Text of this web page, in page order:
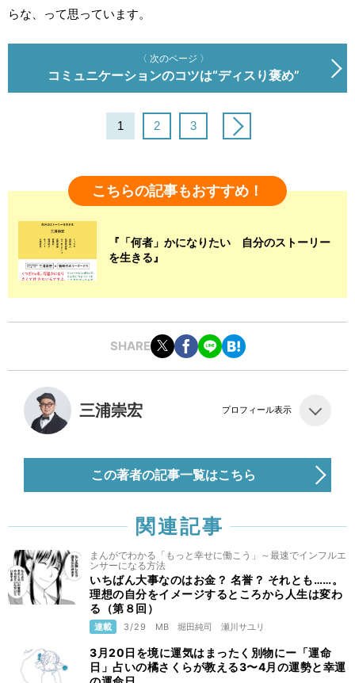
らな、って思っています。
〈 次のページ 〉
コミュニケーションのコツは“ディスり褒め”
1 2 3
こちらの記事もおすすめ！
『「何者」かになりたい 自分のストーリー
を生きる』
SHARE
三浦崇宏 プロフィール表示
この著者の記事一覧はこちら
関連記事
まんがでわかる「もっと幸せに働こう」～最速でインフルエ
ンサーになる方法
いちばん大事なのはお金？ 名誉？ それとも……。
理想の自分をイメージするところから人生は変わ
る（第８回）
連載 3/29 MB 堀田純司 瀬川サユリ
3月20日を境に運気はまったく別物にー「運命
日」占いの橘さくらが教える3〜4月の運勢と幸運